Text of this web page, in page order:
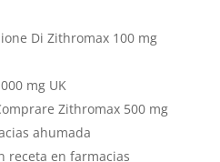
Di Zithromax 100 mg
mg UK
Zithromax 500 mg
ahumada
receta en farmacias